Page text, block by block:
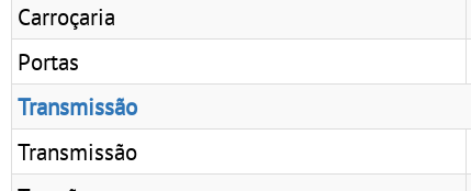
Carroçaria
Portas
Transmissão
Transmissão